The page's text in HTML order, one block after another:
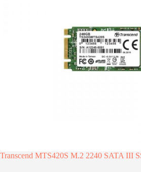
Transcend MTS420S M.2 2240 SATA III